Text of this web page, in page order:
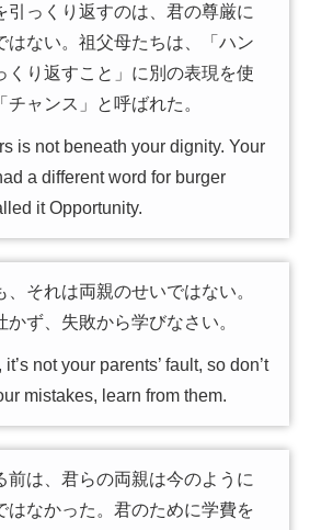
引っくり返すのは、君の尊厳に
はない。祖父母たちは、「ハン
くり返すこと」に別の表現を使
チャンス」と呼ばれた。
is not beneath your dignity. Your
a different word for burger
it Opportunity.
、それは両親のせいではない。
かず、失敗から学びなさい。
not your parents’ fault, so don’t
mistakes, learn from them.
前は、君らの両親は今のように
はなかった。君のために学費を